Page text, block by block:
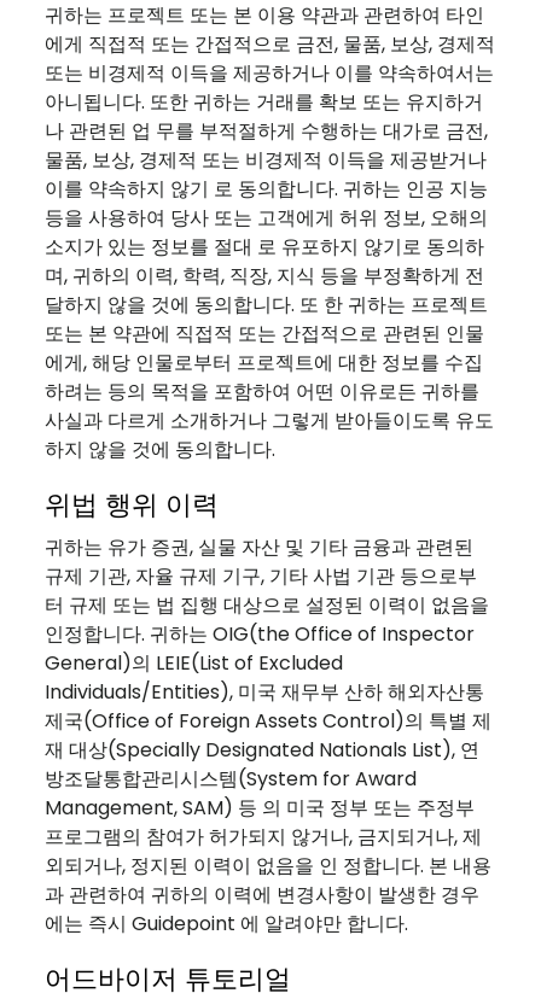
귀하는 프로젝트 또는 본 이용 약관과 관련하여 타인
에게 직접적 또는 간접적으로 금전, 물품, 보상, 경제적
또는 비경제적 이득을 제공하거나 이를 약속하여서는
아니됩니다. 또한 귀하는 거래를 확보 또는 유지하거
나 관련된 업 무를 부적절하게 수행하는 대가로 금전,
물품, 보상, 경제적 또는 비경제적 이득을 제공받거나
이를 약속하지 않기 로 동의합니다. 귀하는 인공 지능
등을 사용하여 당사 또는 고객에게 허위 정보, 오해의
소지가 있는 정보를 절대 로 유포하지 않기로 동의하
며, 귀하의 이력, 학력, 직장, 지식 등을 부정확하게 전
달하지 않을 것에 동의합니다. 또 한 귀하는 프로젝트
또는 본 약관에 직접적 또는 간접적으로 관련된 인물
에게, 해당 인물로부터 프로젝트에 대한 정보를 수집
하려는 등의 목적을 포함하여 어떤 이유로든 귀하를
사실과 다르게 소개하거나 그렇게 받아들이도록 유도
하지 않을 것에 동의합니다.
위법 행위 이력
귀하는 유가 증권, 실물 자산 및 기타 금융과 관련된
규제 기관, 자율 규제 기구, 기타 사법 기관 등으로부
터 규제 또는 법 집행 대상으로 설정된 이력이 없음을
인정합니다. 귀하는 OIG(the Office of Inspector
General)의 LEIE(List of Excluded
Individuals/Entities), 미국 재무부 산하 해외자산통
제국(Office of Foreign Assets Control)의 특별 제
재 대상(Specially Designated Nationals List), 연
방조달통합관리시스템(System for Award
Management, SAM) 등 의 미국 정부 또는 주정부
프로그램의 참여가 허가되지 않거나, 금지되거나, 제
외되거나, 정지된 이력이 없음을 인 정합니다. 본 내용
과 관련하여 귀하의 이력에 변경사항이 발생한 경우
에는 즉시 Guidepoint 에 알려야만 합니다.
어드바이저 튜토리얼